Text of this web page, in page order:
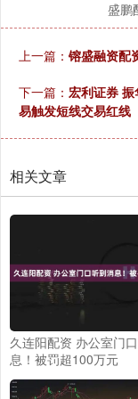
盛鹏
上一篇： 镕盛融资配
下一篇： 宏利证券
易触发短线交易红线
相关文章
久连阳配资 办公室门
息！被罚超100万元